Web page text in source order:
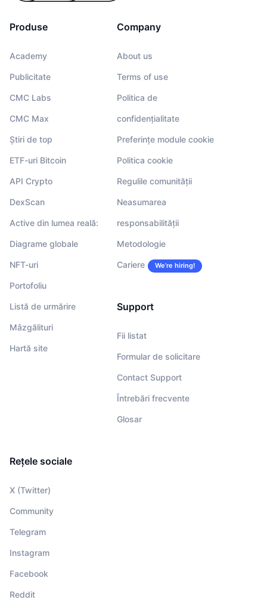
Produse
Academy
Publicitate
CMC Labs
CMC Max
Știri de top
ETF-uri Bitcoin
API Crypto
DexScan
Active din lumea reală:
Diagrame globale
NFT-uri
Portofoliu
Listă de urmărire
Mâzgălituri
Hartă site
Company
About us
Terms of use
Politica de
confidențialitate
Preferințe module cookie
Politica cookie
Regulile comunității
Neasumarea
responsabilității
Metodologie
Cariere We’re hiring!
Support
Fii listat
Formular de solicitare
Contact Support
Întrebări frecvente
Glosar
Rețele sociale
X (Twitter)
Community
Telegram
Instagram
Facebook
Reddit